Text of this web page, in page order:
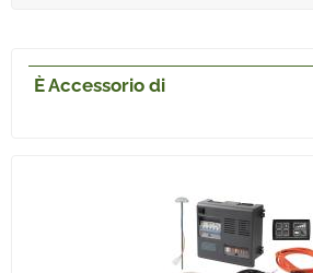
È Accessorio di